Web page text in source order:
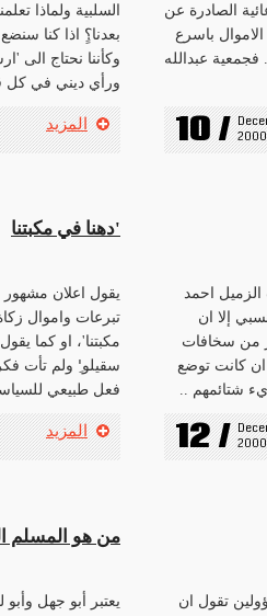
السلبية ولماذا
بعدنا؟ِِ اذا كنا
وكأننا نحتاج
ورأي ديني في كل
المزيد
الصادرة عن
باسرع
عبدالله
10 / 2000
'دهنا في مكبتنا
يقول اعلان مشهور
مكبتنا'، او كما
سقيلو'ِ ولم تأت
فعل طبيعي
المزيد
احمد
إلا ان
من سخافات
ان كانت توضع
شتائمهم ..
12 / 2000
من هو المسلم
يعتبر أبو جهل
تقول ان